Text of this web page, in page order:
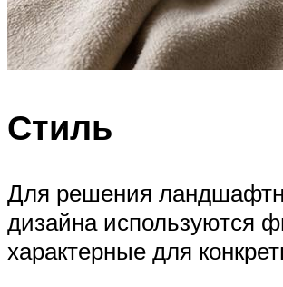
Стиль
Для решения
дизайна используются
характерные для